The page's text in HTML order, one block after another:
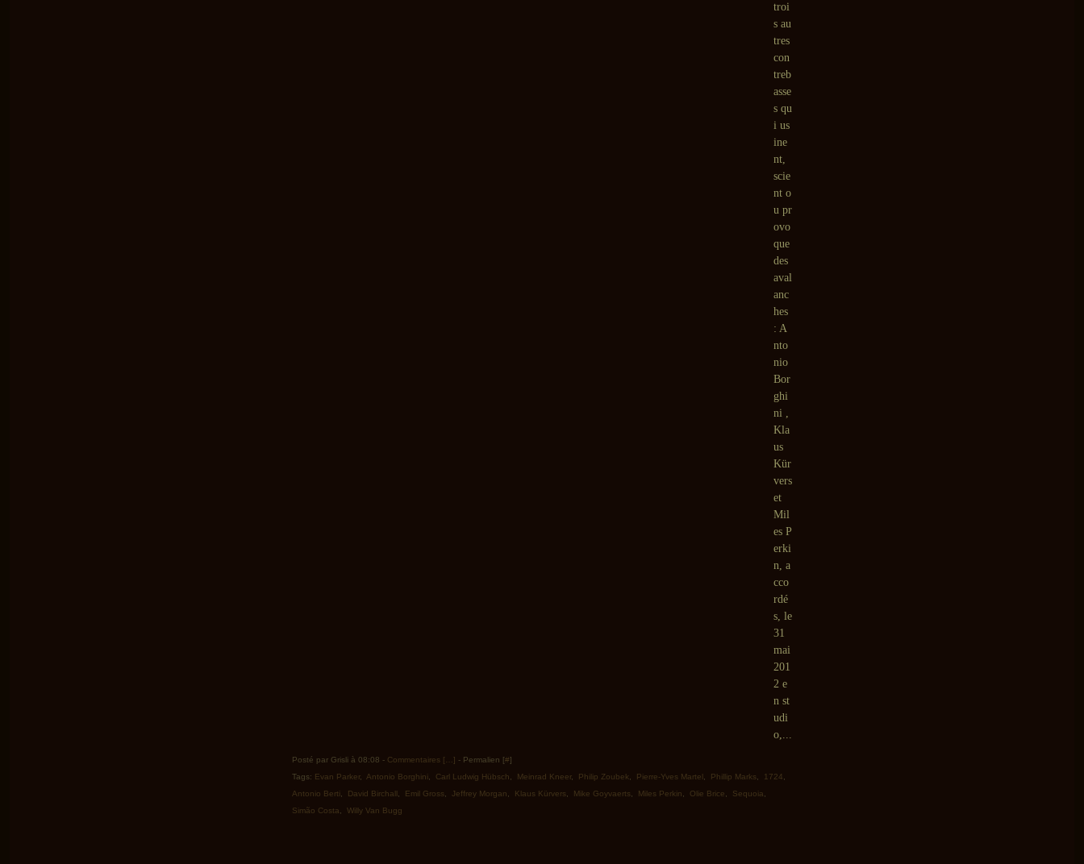
troi
s au
tres
con
treb
asse
s qu
i us
ine
nt,
scie
nt o
u pr
ovo
que
des
aval
anc
hes
: A
nto
nio
Bor
ghi
ni ,
Kla
us
Kür
vers
et
Mil
es P
erki
n, a
cco
rdé
s, le
31
mai
201
2 e
n st
udi
o,...
Posté par Grisli à 08:08 - Commentaires [ ] - Permalien [#]
Tags: Evan Parker, Antonio Borghini Carl Ludwig Hübsch Meinrad Kneer, Philip Zoubek Pierre-Yves Martel Phillip Marks 1724
Antonio Berti
David Birchall Emil Gross Jeffrey Morgan Klaus Kürvers Mike Goyvaerts Miles Perkin Olie Brice Sequoia
Simão Costa
Willy Van Bugg